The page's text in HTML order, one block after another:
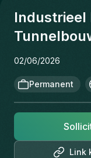
Industrieel
02/06/2026
Permanent
Link